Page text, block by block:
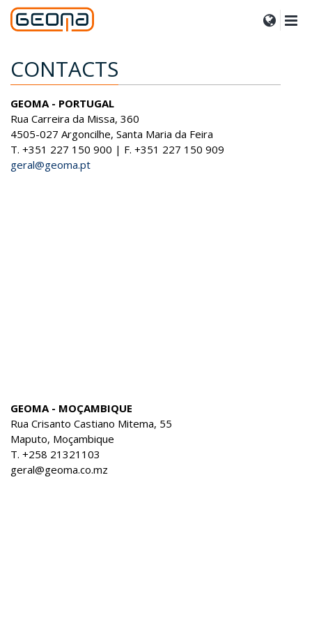
CONTACTS
GEOMA - PORTUGAL
Rua Carreira da Missa, 360
4505-027 Argoncilhe, Santa Maria da Feira
T. +351 227 150 900 | F. +351 227 150 909
geral@geoma.pt
GEOMA - MOÇAMBIQUE
Rua Crisanto Castiano Mitema, 55
Maputo, Moçambique
T. +258 21321103
geral@geoma.co.mz